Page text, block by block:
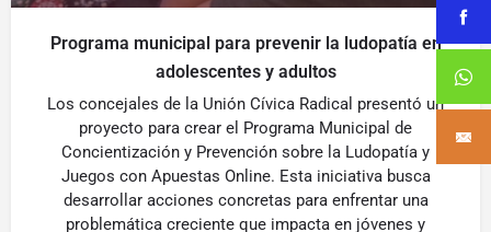
Programa municipal para prevenir la ludopatía en
adolescentes y adultos
Los concejales de la Unión Cívica Radical presentó un
proyecto para crear el Programa Municipal de
Concientización y Prevención sobre la Ludopatía y
Juegos con Apuestas Online. Esta iniciativa busca
desarrollar acciones concretas para enfrentar una
problemática creciente que impacta en jóvenes y